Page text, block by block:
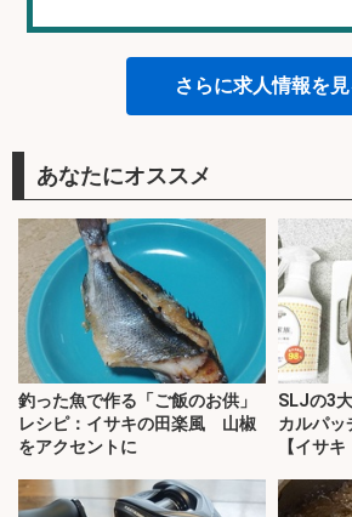
さらに求人情報を
あなたにオススメ
釣った魚で作る「ご飯のお供」
レシピ：イサキの田楽風 山椒
をアクセントに
SLJの3
カルパッ
【イサ